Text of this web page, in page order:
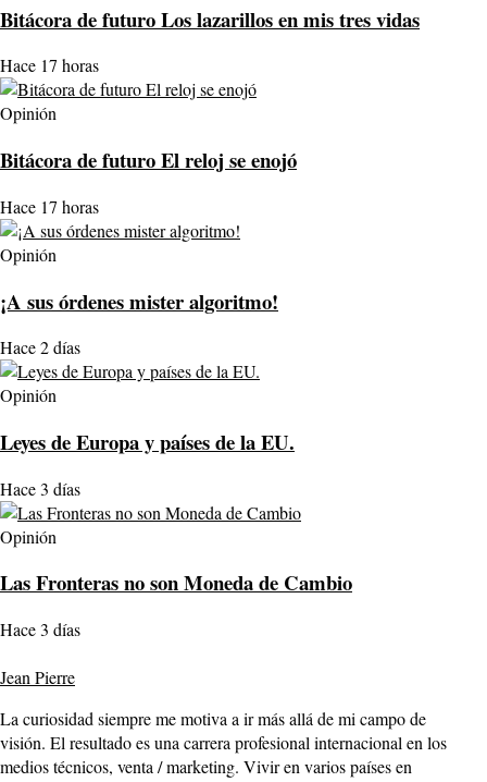
Bitácora de futuro Los lazarillos en mis tres vidas
Hace 17 horas
Opinión
Bitácora de futuro El reloj se enojó
Hace 17 horas
Opinión
¡A sus órdenes mister algoritmo!
Hace 2 días
Opinión
Leyes de Europa y países de la EU.
Hace 3 días
Opinión
Las Fronteras no son Moneda de Cambio
Hace 3 días
Jean Pierre
La curiosidad siempre me motiva a ir más allá de mi campo de
visión. El resultado es una carrera profesional internacional en los
medios técnicos, venta / marketing. Vivir en varios países en